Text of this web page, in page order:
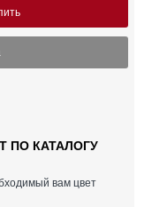
ПО КАТАЛОГУ
вам цвет